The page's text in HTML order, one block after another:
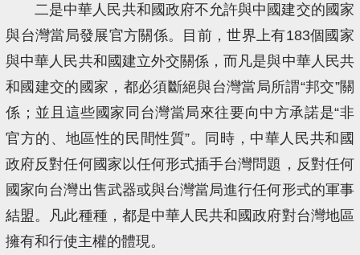
二是中華人民共和國政府不允許與中國建交的國家
與台灣當局發展官方關係。目前，世界上有183個國家
與中華人民共和國建立外交關係，而凡是與中華人民共
和國建交的國家，都必須斷絕與台灣當局所謂“邦交”關
係；並且這些國家同台灣當局來往要向中方承諾是“非
官方的、地區性的民間性質”。同時，中華人民共和國
政府反對任何國家以任何形式插手台灣問題，反對任何
國家向台灣出售武器或與台灣當局進行任何形式的軍事
結盟。凡此種種，都是中華人民共和國政府對台灣地區
擁有和行使主權的體現。